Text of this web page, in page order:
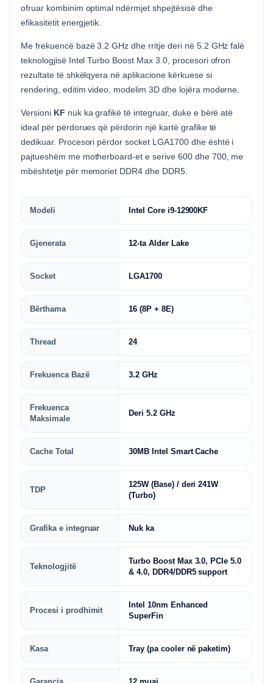
ofruar kombinim optimal ndërmjet shpejtësisë dhe
efikasitetit energjetik.
Me frekuencë bazë 3.2 GHz dhe rritje deri në 5.2 GHz falë
teknologjisë Intel Turbo Boost Max 3.0, procesori ofron
rezultate të shkëlqyera në aplikacione kërkuese si
rendering, editim video, modelim 3D dhe lojëra moderne.
Versioni KF nuk ka grafikë të integruar, duke e bërë atë
ideal për përdorues që përdorin një kartë grafike të
dedikuar. Procesori përdor socket LGA1700 dhe është i
pajtueshëm me motherboard-et e serive 600 dhe 700, me
mbështetje për memoriet DDR4 dhe DDR5.
Modeli Intel Core i9-12900KF
Gjenerata 12-ta Alder Lake
Socket LGA1700
Bërthama 16 (8P + 8E)
Thread 24
Frekuenca Bazë 3.2 GHz
Frekuenca
Maksimale
Deri 5.2 GHz
Cache Total 30MB Intel Smart Cache
TDP
125W (Base) / deri 241W
(Turbo)
Grafika e integruar Nuk ka
Teknologjitë
Turbo Boost Max 3.0, PCIe 5.0
& 4.0, DDR4/DDR5 support
Procesi i prodhimit
Intel 10nm Enhanced
SuperFin
Kasa Tray (pa cooler në paketim)